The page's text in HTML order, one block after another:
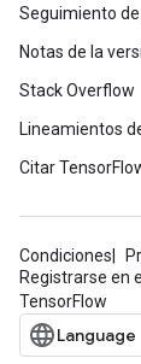
Seguimiento
Notas de la
Stack Overflow
Lineamientos
Citar
Condiciones
Registrarse en
TensorFlow